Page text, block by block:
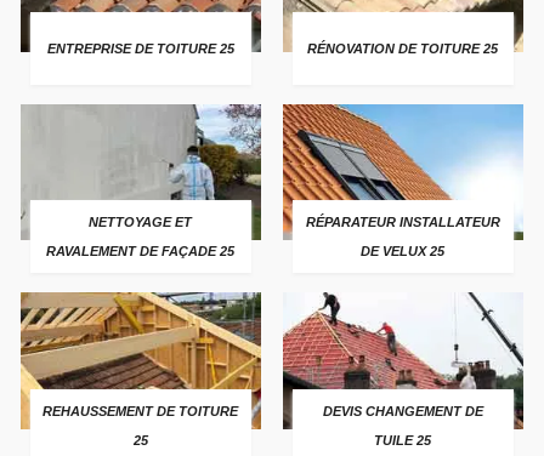
ENTREPRISE DE TOITURE 25 RÉNOVATION DE TOITURE 25
NETTOYAGE ET
RAVALEMENT DE FAÇADE 25
RÉPARATEUR INSTALLATEUR
DE VELUX 25
REHAUSSEMENT DE TOITURE
25
DEVIS CHANGEMENT DE
TUILE 25